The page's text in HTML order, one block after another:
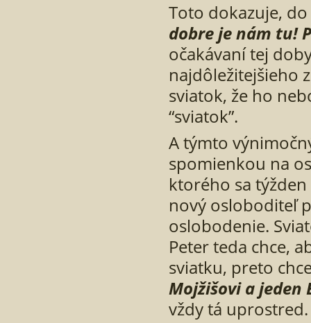
Toto dokazuje,
dobre je nám tu!
očakávaní tej
najdôležitejšieho
sviatok, že ho
“sviatok”.
A týmto
spomienkou na
ktorého sa
nový osloboditeľ
oslobodenie.
Peter teda chce,
sviatku, preto
Mojžišovi a jeden
vždy tá uprostred.